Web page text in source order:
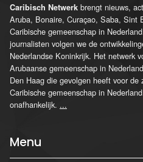
Caribisch Netwerk brengt nieuws,
Aruba, Bonaire, Curaçao, Saba, Sint
Caribische gemeenschap in
journalisten volgen we de
Nederlandse Koninkrijk. Het netwerk
Arubaanse gemeenschap in
Den Haag die gevolgen heeft voor
Caribische gemeenschap in
onafhankelijk. ...
Menu